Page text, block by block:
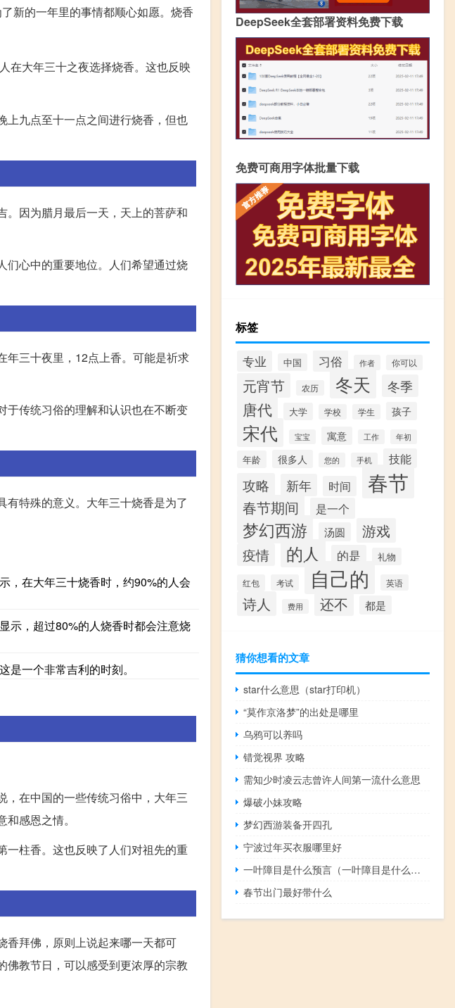
新的一年里的事情都顺心如愿。烧香
在大年三十之夜选择烧香。这也反映
上九点至十一点之间进行烧香，但也
。因为腊月最后一天，天上的菩萨和
们心中的重要地位。人们希望通过烧
年三十夜里，12点上香。可能是祈求
于传统习俗的理解和认识也在不断变
特殊的意义。大年三十烧香是为了
，在大年三十烧香时，约90%的人会
示，超过80%的人烧香时都会注意烧
一个非常吉利的时刻。
，在中国的一些传统习俗中，大年三
感恩之情。
一柱香。这也反映了人们对祖先的重
香拜佛，原则上说起来哪一天都可
佛教节日，可以感受到更浓厚的宗教
DeepSeek全套部署资料免费下载
免费可商用字体批量下载
标签
专业 中国 习俗 作者 你可以
元宵节 农历 冬天 冬季
唐代 大学 学校 学生 孩子
宋代 宝宝 寓意 工作 年初
年龄 很多人 您的 手机 技能
攻略 新年 时间 春节
春节期间 是一个
梦幻西游 汤圆 游戏
疫情 的人 的是 礼物
红包 考试 自己的 英语
诗人 费用 还不 都是
猜你想看的文章
star什么意思（star打印机）
“莫作京洛梦”的出处是哪里
乌鸦可以养吗
错觉视界 攻略
需知少时凌云志曾许人间第一流什么意思
爆破小妹攻略
梦幻西游装备开四孔
宁波过年买衣服哪里好
一叶障目是什么预言（一叶障目是什么意思）
春节出门最好带什么